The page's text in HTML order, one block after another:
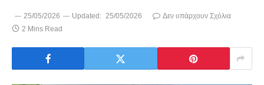
25/05/2026 Updated: 25/05/2026
Δεν υπάρχουν Σχόλια
2 Mins Read